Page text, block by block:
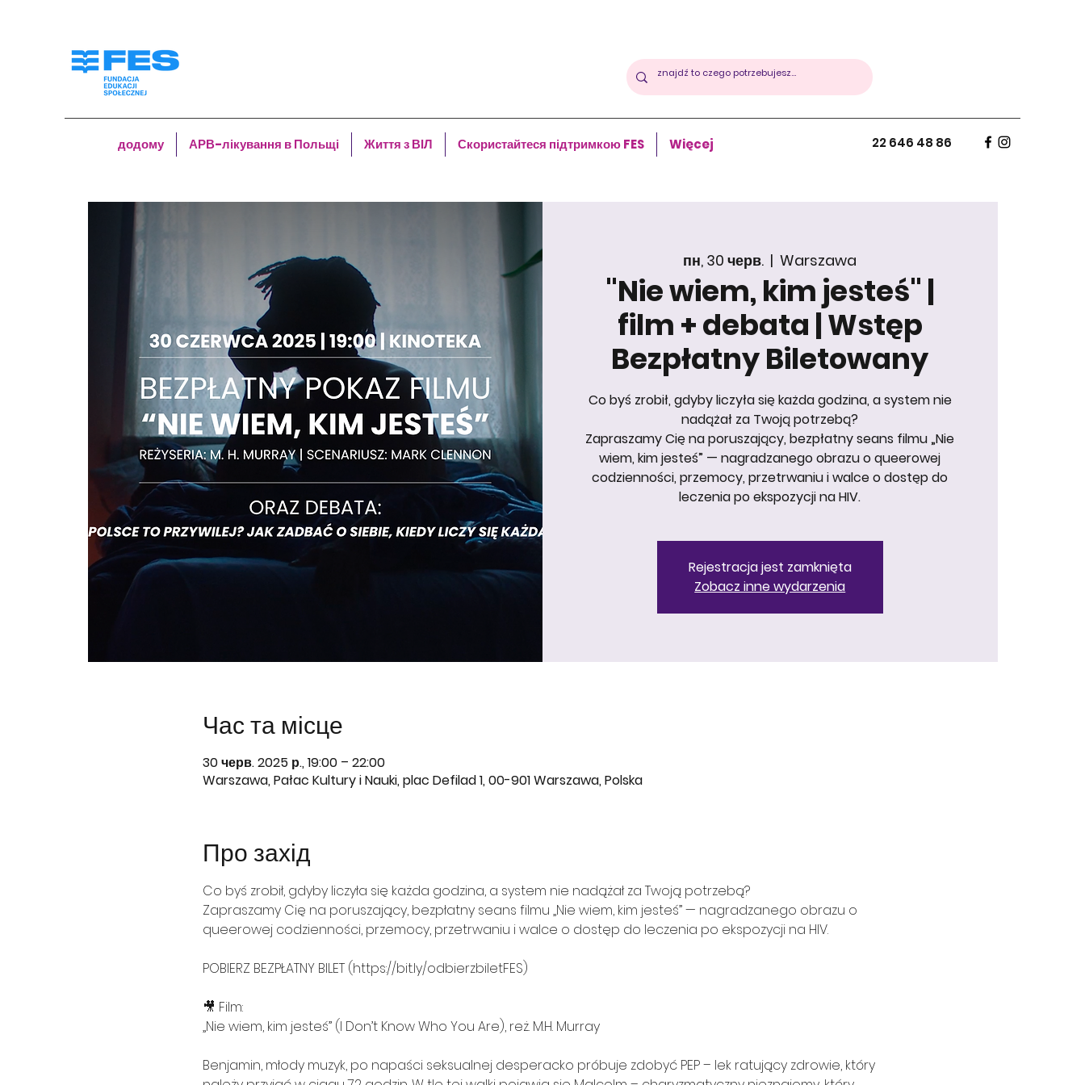
22 646 48 86
додому АРВ-лікування в Польщі Життя з ВІЛ Скористайтеся підтримкою FES Więcej
пн, 30 черв.
  |
Warszawa
"Nie wiem, kim jesteś" |
film + debata | Wstęp
Bezpłatny Biletowany
Co byś zrobił, gdyby liczyła się każda godzina, a system nie
nadążał za Twoją potrzebą?
Zapraszamy Cię na poruszający, bezpłatny seans filmu „Nie
wiem, kim jesteś” — nagradzanego obrazu o queerowej
codzienności, przemocy, przetrwaniu i walce o dostęp do
leczenia po ekspozycji na HIV.
Rejestracja jest zamknięta
Zobacz inne wydarzenia
Час та місце
30 черв. 2025 р., 19:00 – 22:00
Warszawa, Pałac Kultury i Nauki, plac Defilad 1, 00-901 Warszawa, Polska
Про захід
Co byś zrobił, gdyby liczyła się każda godzina, a system nie nadążał za Twoją potrzebą?
Zapraszamy Cię na poruszający, bezpłatny seans filmu „Nie wiem, kim jesteś” — nagradzanego obrazu o
queerowej codzienności, przemocy, przetrwaniu i walce o dostęp do leczenia po ekspozycji na HIV.
POBIERZ BEZPŁATNY BILET (https://bit.ly/odbierzbiletFES)
🎥 Film:
„Nie wiem, kim jesteś” (I Don’t Know Who You Are), reż. M.H. Murray
Benjamin, młody muzyk, po napaści seksualnej desperacko próbuje zdobyć PEP – lek ratujący zdrowie, który